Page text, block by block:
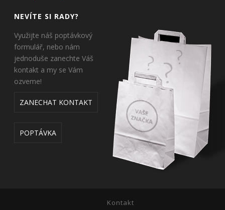
NEVÍTE SI RADY?
Využijte náš poptávkový
formulář, nebo nám
jednoduše zanechte Váš
kontakt a my se Vám
ozveme!
ZANECHAT KONTAKT
POPTÁVKA
Kontakt